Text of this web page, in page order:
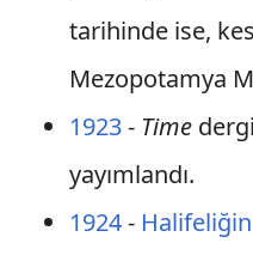
tarihinde ise,
Mezopotamya
1923- Time
yayımlandı.
1924- Halifeliğin